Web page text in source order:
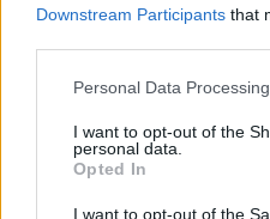
Downstream Participants that
Personal Data
I want to opt-out of the
personal data.
Opted In
I want to opt-out of the
πέρυσι λόγω του
του, ανυπομονούσε να
για να την
“Ανησυχώ για το πότε
“Γι’ αυτό προσπαθώ να